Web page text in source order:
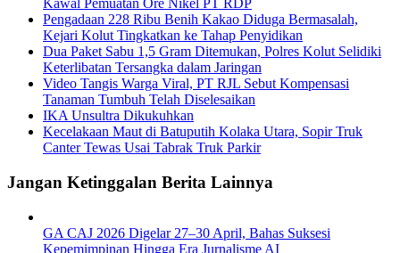
Kawal Pemuatan Ore Nikel PT RDP
Pengadaan 228 Ribu Benih Kakao Diduga Bermasalah,
Kejari Kolut Tingkatkan ke Tahap Penyidikan
Dua Paket Sabu 1,5 Gram Ditemukan, Polres Kolut Selidiki
Keterlibatan Tersangka dalam Jaringan
Video Tangis Warga Viral, PT RJL Sebut Kompensasi
Tanaman Tumbuh Telah Diselesaikan
IKA Unsultra Dikukuhkan
Kecelakaan Maut di Batuputih Kolaka Utara, Sopir Truk
Canter Tewas Usai Tabrak Truk Parkir
Jangan Ketinggalan Berita Lainnya
GA CAJ 2026 Digelar 27–30 April, Bahas Suksesi
Kepemimpinan Hingga Era Jurnalisme AI